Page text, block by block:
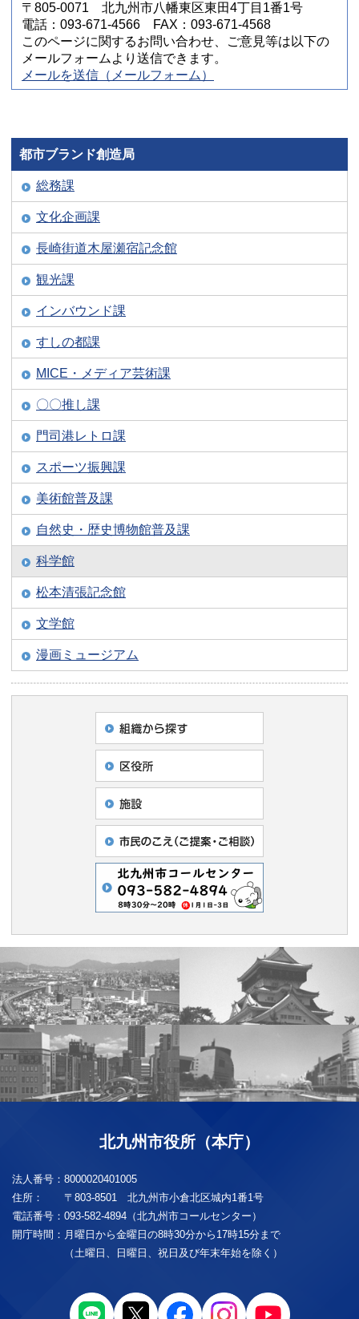
〒805-0071 北九州市八幡東区東田4丁目1番1号
電話：093-671-4566 FAX：093-671-4568
このページに関するお問い合わせ、ご意見等は以下の
メールフォームより送信できます。
メールを送信（メールフォーム）
都市ブランド創造局
総務課
文化企画課
長崎街道木屋瀬宿記念館
観光課
インバウンド課
すしの都課
MICE・メディア芸術課
〇〇推し課
門司港レトロ課
スポーツ振興課
美術館普及課
自然史・歴史博物館普及課
科学館
松本清張記念館
文学館
漫画ミュージアム
北九州市役所（本庁）
法人番号： 8000020401005
住所：
〒803-8501 北九州市小倉北区城内1番1号
電話番号： 093-582-4894（北九州市コールセンター）
開庁時間： 月曜日から金曜日の8時30分から17時15分まで
（土曜日、日曜日、祝日及び年末年始を除く）